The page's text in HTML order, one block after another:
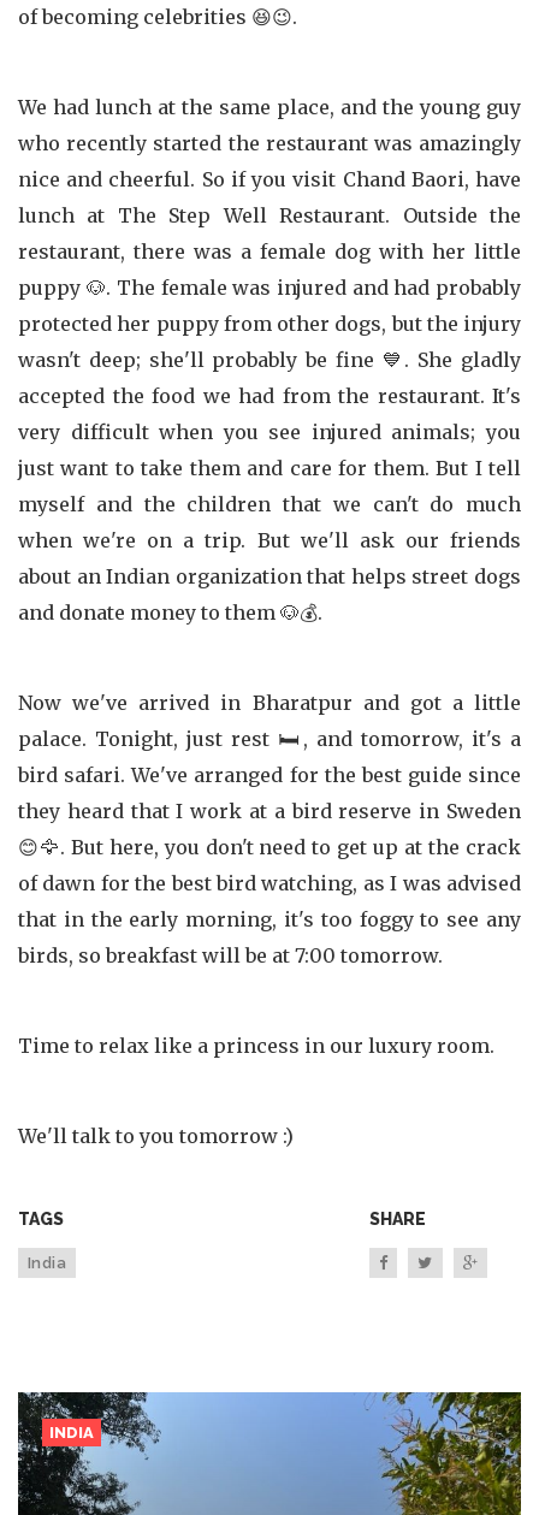
of becoming celebrities 😆😉.
We had lunch at the same place, and the young guy
who recently started the restaurant was amazingly
nice and cheerful. So if you visit Chand Baori, have
lunch at The Step Well Restaurant. Outside the
restaurant, there was a female dog with her little
puppy 🐶. The female was injured and had probably
protected her puppy from other dogs, but the injury
wasn't deep; she'll probably be fine 💙. She gladly
accepted the food we had from the restaurant. It's
very difficult when you see injured animals; you
just want to take them and care for them. But I tell
myself and the children that we can't do much
when we're on a trip. But we'll ask our friends
about an Indian organization that helps street dogs
and donate money to them 🐶💰.
Now we've arrived in Bharatpur and got a little
palace. Tonight, just rest 🛏️, and tomorrow, it's a
bird safari. We've arranged for the best guide since
they heard that I work at a bird reserve in Sweden
😊🦅. But here, you don't need to get up at the crack
of dawn for the best bird watching, as I was advised
that in the early morning, it's too foggy to see any
birds, so breakfast will be at 7:00 tomorrow.
Time to relax like a princess in our luxury room.
We'll talk to you tomorrow :)
TAGS
India
SHARE
INDIA